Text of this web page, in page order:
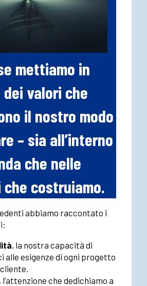
mettiamo in
valori che
il nostro modo
– sia all’interno
che nelle
costruiamo.
abbiamo raccontato i
, la nostra capacità di
alle esigenze di ogni progetto
, l’attenzione che dedichiamo a